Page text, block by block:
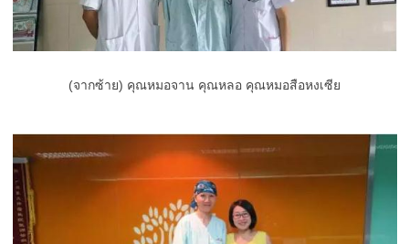
(จากซ้าย) คุณหมอจาน คุณหลอ คุณหมอสือหงเซีย